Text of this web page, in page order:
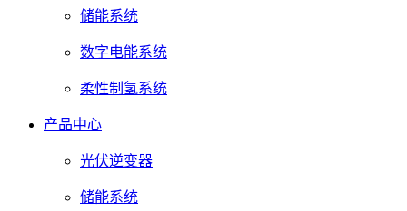
储能系统
数字电能系统
柔性制氢系统
产品中心
光伏逆变器
储能系统